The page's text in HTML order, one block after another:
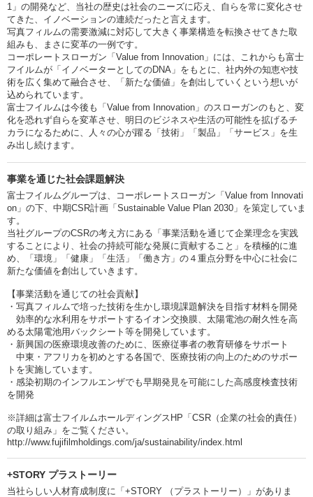
1」の開発など、当社の歴史は社会のニーズに応え、自らを常に変化させ
てきた、イノベーションの連続だったと言えます。
写真フィルムの需要激減に対応して大きく事業構造を転換させてきた取
組みも、まさに変革の一例です。
コーポレートスローガン「Value from Innovation」には、これからも富士
フイルムが「イノベーターとしてのDNA」をもとに、社内外の知恵や技
術を広く集めて融合させ、「新たな価値」を創出していくという想いが
込められています。
富士フイルムは今後も「Value from Innovation」のスローガンのもと、変
化を恐れず自らを変革させ、明日のビジネスや生活の可能性を拡げるチ
カラになるために、人々の心が躍る「技術」「製品」「サービス」を生
み出し続けます。
事業を通じた社会課題解決
富士フイルムグループは、コーポレートスローガン「Value from Innovati
on」の下、中期CSR計画「Sustainable Value Plan 2030」を策定していま
す。
当社グループのCSRの考え方にある「事業活動を通じて企業理念を実践
することにより、社会の持続可能な発展に貢献すること」を積極的に進
め、「環境」「健康」「生活」「働き方」の４重点分野を中心に社会に
新たな価値を創出していきます。
【事業活動を通じての社会貢献】
・写真フィルムで培った技術を生かし環境課題解決を目指す材料を開発
効率的な水利用をサポートするイオン交換膜、太陽電池の耐久性を高
める太陽電池用バックシート等を開発しています。
・新興国の医療環境改善のために、医療従事者の教育研修をサポート
中東・アフリカを初めとする各国で、医療技術の向上のためのサポー
トを実施しています。
・感染初期のインフルエンザでも早期発見を可能にした高感度検査技術
を開発
※詳細は富士フイルムホールディングスHP「CSR（企業の社会的責任）
の取り組み」をご覧ください。
http://www.fujifilmholdings.com/ja/sustainability/index.html
+STORY プラストーリー
当社らしい人材育成制度に「+STORY （プラストーリー）」がありま